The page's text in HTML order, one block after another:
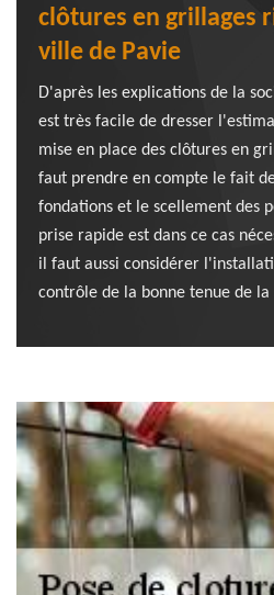
clôtures en grillages
ville de Pavie
D'après les explications de la
est très facile de dresser
mise en place des clôtures en
faut prendre en compte le fait
fondations et le scellement des
prise rapide est dans ce cas
il faut aussi considérer
contrôle de la bonne tenue de